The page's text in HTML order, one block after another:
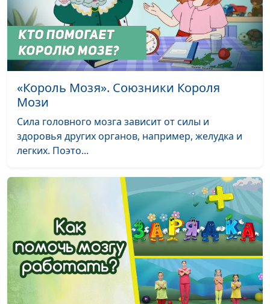
«Король Мозя». Союзники Короля
Мози
Сила головного мозга зависит от силы и
здоровья других органов, например, желудка и
легких. Поэто...